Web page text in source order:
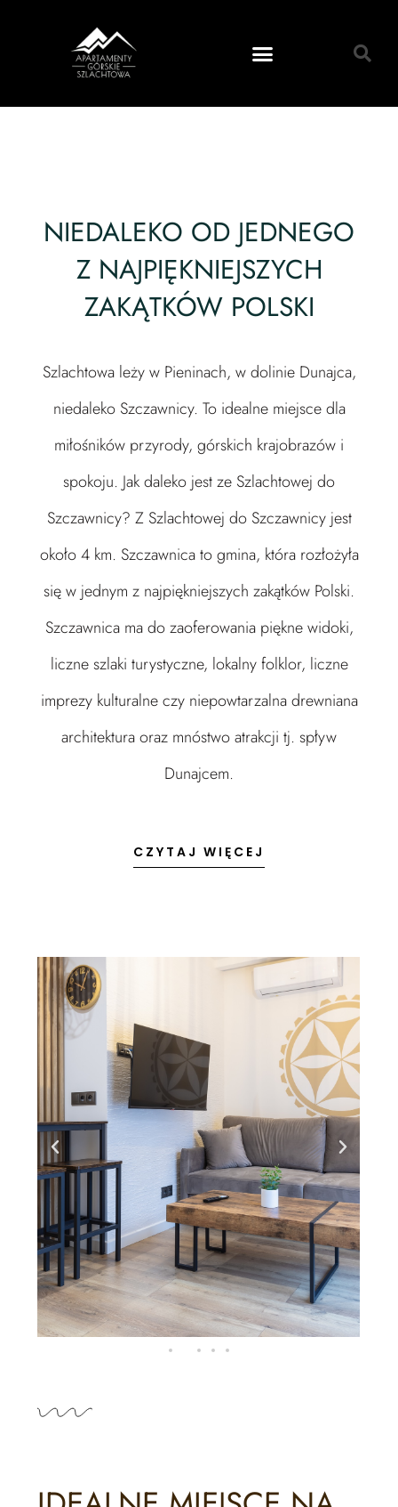
NIEDALEKO OD JEDNEGO
Z NAJPIĘKNIEJSZYCH
ZAKĄTKÓW POLSKI
Szlachtowa leży w Pieninach, w dolinie Dunajca,
niedaleko Szczawnicy. To idealne miejsce dla
miłośników przyrody, górskich krajobrazów i
spokoju. Jak daleko jest ze Szlachtowej do
Szczawnicy? Z Szlachtowej do Szczawnicy jest
około 4 km. Szczawnica to gmina, która rozłożyła
się w jednym z najpiękniejszych zakątków Polski.
Szczawnica ma do zaoferowania piękne widoki,
liczne szlaki turystyczne, lokalny folklor, liczne
imprezy kulturalne czy niepowtarzalna drewniana
architektura oraz mnóstwo atrakcji tj. spływ
Dunajcem.
CZYTAJ WIĘCEJ